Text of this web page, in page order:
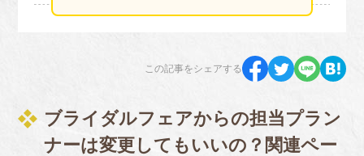
この記事をシェアする
ブライダルフェアからの担当プラン
ナーは変更してもいいの？関連ペー